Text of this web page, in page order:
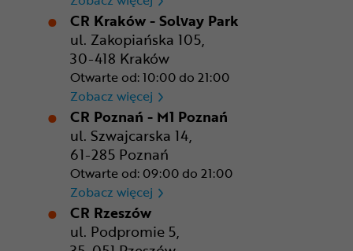
CR Kraków - Solvay Park
ul. Zakopiańska 105,
30-418 Kraków
Otwarte od: 10:00 do 21:00
Zobacz więcej CR Kraków - Solvay Park
CR Poznań - M1 Poznań
ul. Szwajcarska 14,
61-285 Poznań
Otwarte od: 09:00 do 21:00
Zobacz więcej CR Poznań - M1 Poznań
CR Rzeszów
ul. Podpromie 5,